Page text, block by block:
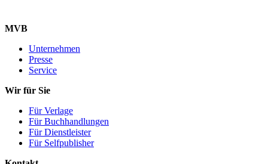
MVB
Unternehmen
Presse
Service
Wir für Sie
Für Verlage
Für Buchhandlungen
Für Dienstleister
Für Selfpublisher